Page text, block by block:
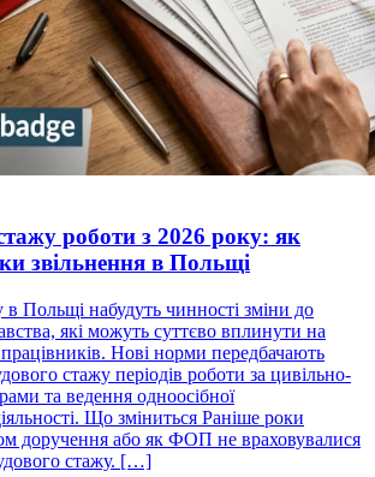
роботи з 2026 року: як
звільнення в Польщі
в Польщі набудуть чинності зміни до
які можуть суттєво вплинути на
Нові норми передбачають
стажу періодів роботи за цивільно-
та ведення одноосібної
Що зміниться Раніше роки
доручення або як ФОП не враховувалися
стажу. […]